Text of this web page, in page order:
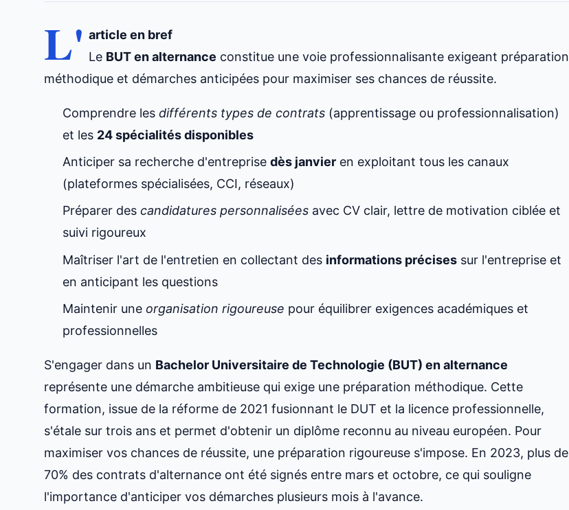
L' article en bref
Le BUT en alternance constitue une voie professionnalisante exigeant préparation
méthodique et démarches anticipées pour maximiser ses chances de réussite.
Comprendre les différents types de contrats (apprentissage ou professionnalisation)
et les 24 spécialités disponibles
Anticiper sa recherche d'entreprise dès janvier en exploitant tous les canaux
(plateformes spécialisées, CCI, réseaux)
Préparer des candidatures personnalisées avec CV clair, lettre de motivation ciblée et
suivi rigoureux
Maîtriser l'art de l'entretien en collectant des informations précises sur l'entreprise et
en anticipant les questions
Maintenir une organisation rigoureuse pour équilibrer exigences académiques et
professionnelles
S'engager dans un Bachelor Universitaire de Technologie (BUT) en alternance
représente une démarche ambitieuse qui exige une préparation méthodique. Cette
formation, issue de la réforme de 2021 fusionnant le DUT et la licence professionnelle,
s'étale sur trois ans et permet d'obtenir un diplôme reconnu au niveau européen. Pour
maximiser vos chances de réussite, une préparation rigoureuse s'impose. En 2023, plus de
70% des contrats d'alternance ont été signés entre mars et octobre, ce qui souligne
l'importance d'anticiper vos démarches plusieurs mois à l'avance.